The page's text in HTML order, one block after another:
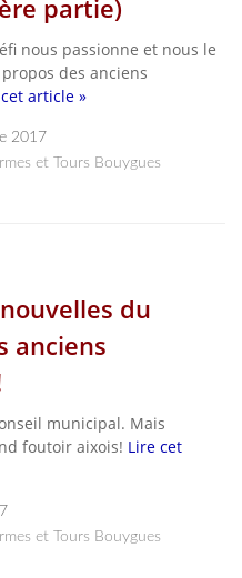
partie)
nous passionne et nous le
des anciens
article »
2017
et Tours Bouygues
du
anciens
municipal. Mais
foutoir aixois! Lire cet
et Tours Bouygues